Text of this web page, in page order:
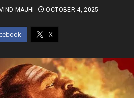
X
MAJHI OCTOBER 4, 2025